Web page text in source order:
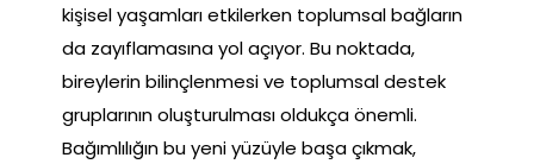
kişisel yaşamları etkilerken toplumsal bağların
da zayıflamasına yol açıyor. Bu noktada,
bireylerin bilinçlenmesi ve toplumsal destek
gruplarının oluşturulması oldukça önemli.
Bağımlılığın bu yeni yüzüyle başa çıkmak,